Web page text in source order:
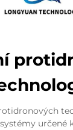
určené